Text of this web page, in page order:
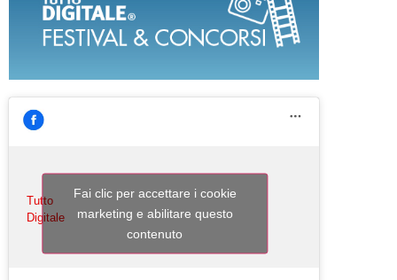
Tutto
Digitale
Fai clic per accettare i cookie
marketing e abilitare questo
contenuto